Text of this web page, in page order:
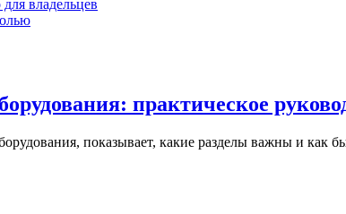
практическое
показывает, какие разделы важны и